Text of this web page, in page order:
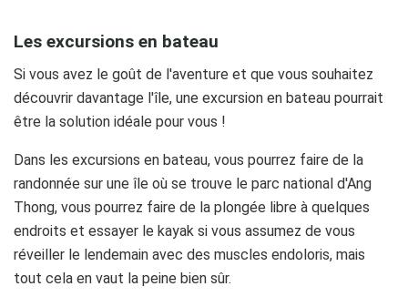
Les excursions en bateau
Si vous avez le goût de l'aventure et que vous souhaitez
découvrir davantage l'île, une excursion en bateau pourrait
être la solution idéale pour vous !
Dans les excursions en bateau, vous pourrez faire de la
randonnée sur une île où se trouve le parc national d'Ang
Thong, vous pourrez faire de la plongée libre à quelques
endroits et essayer le kayak si vous assumez de vous
réveiller le lendemain avec des muscles endoloris, mais
tout cela en vaut la peine bien sûr.